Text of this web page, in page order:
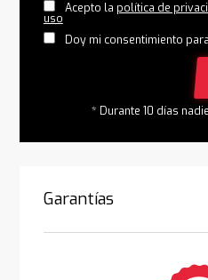
Acepto la política de
uso
Doy mi consentimiento
* Durante 10 días
Garantías